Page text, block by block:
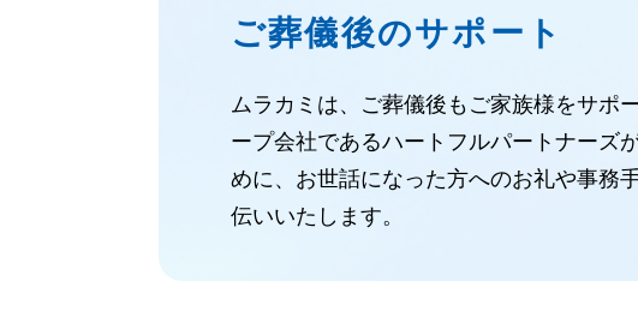
ご葬儀後のサポート
ムラカミは、ご葬儀後もご家族様をサポ
ープ会社であるハートフルパートナーズ
めに、お世話になった方へのお礼や事務
伝いいたします。